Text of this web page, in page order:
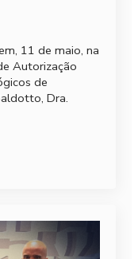
11 de maio, na
Autorização
de
Dra.